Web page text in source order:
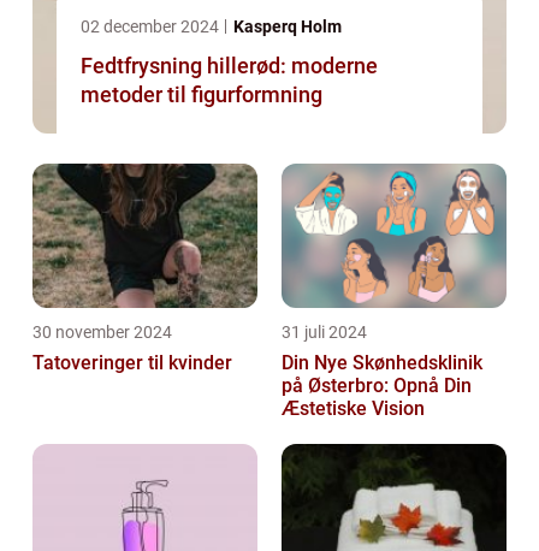
02 december 2024 Kasperq Holm
Fedtfrysning hillerød: moderne
metoder til figurformning
30 november 2024
Tatoveringer til kvinder
31 juli 2024
Din Nye Skønhedsklinik
på Østerbro: Opnå Din
Æstetiske Vision